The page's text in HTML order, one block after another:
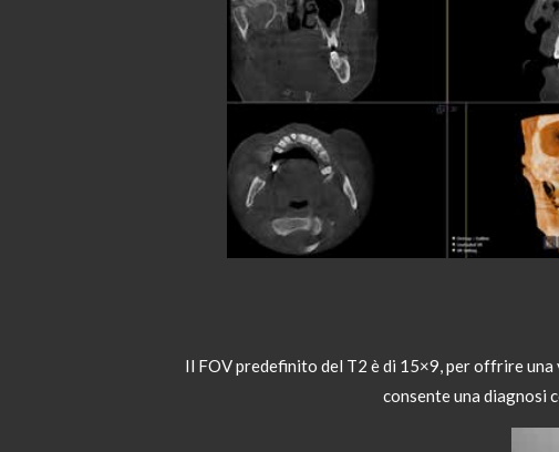
Il FOV predefinito del T2 è di 15×9, per offrire una
consente una diagnosi